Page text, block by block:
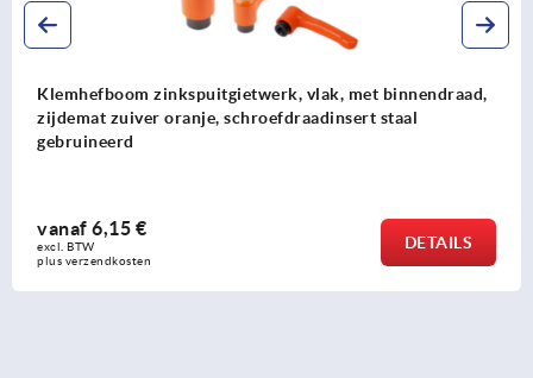
Klemhefboom zinkspuitgietwerk, vlak, met binnendraad,
zijdemat zuiver oranje, schroefdraadinsert staal
gebruineerd
vanaf 6,15 €
excl. BTW
plus verzendkosten
DETAILS